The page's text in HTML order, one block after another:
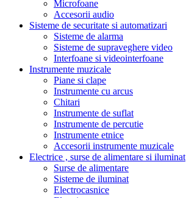
Microfoane
Accesorii audio
Sisteme de securitate si automatizari
Sisteme de alarma
Sisteme de supraveghere video
Interfoane si videointerfoane
Instrumente muzicale
Piane si clape
Instrumente cu arcus
Chitari
Instrumente de suflat
Instrumente de percutie
Instrumente etnice
Accesorii instrumente muzicale
Electrice , surse de alimentare si iluminat
Surse de alimentare
Sisteme de iluminat
Electrocasnice